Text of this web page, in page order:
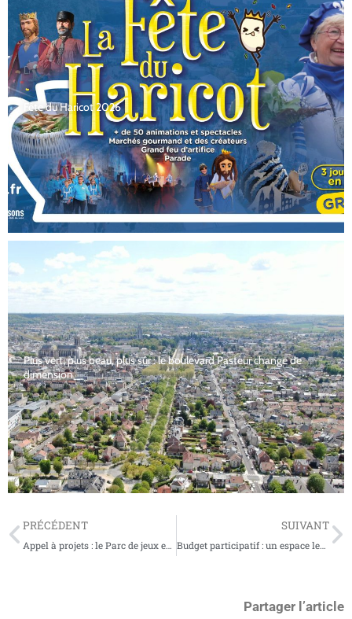
Fête du Haricot 2026
Plus vert, plus beau, plus sûr : le boulevard Pasteur change de
dimension
PRÉCÉDENT
Appel à projets : le Parc de jeux estival revient à Soissons à l’été 2026
SUIVANT
Budget participatif : un espace lecture en extérieur prend vie à la bibliothèque de Soissons
Partager l’article